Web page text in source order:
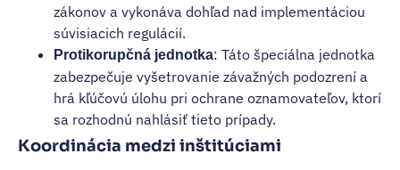
zákonov a vykonáva dohľad nad implementáciou
súvisiacich regulácií.
Protikorupčná jednotka: Táto špeciálna jednotka
zabezpečuje vyšetrovanie závažných podozrení a
hrá kľúčovú úlohu pri ochrane oznamovateľov, ktorí
sa rozhodnú nahlásiť tieto prípady.
Koordinácia medzi inštitúciami